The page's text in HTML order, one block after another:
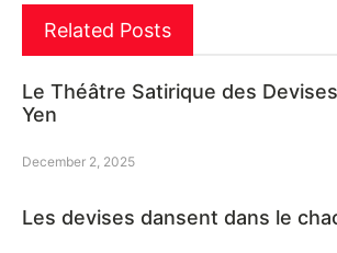
Related Posts
Le Théâtre Satirique des
Yen
December 2, 2025
Les devises dansent dans le